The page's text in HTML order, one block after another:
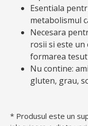
Esentiala
metabolismul
Necesara
rosii si este
formarea
Nu contine:
gluten, grau,
* Produsul este un